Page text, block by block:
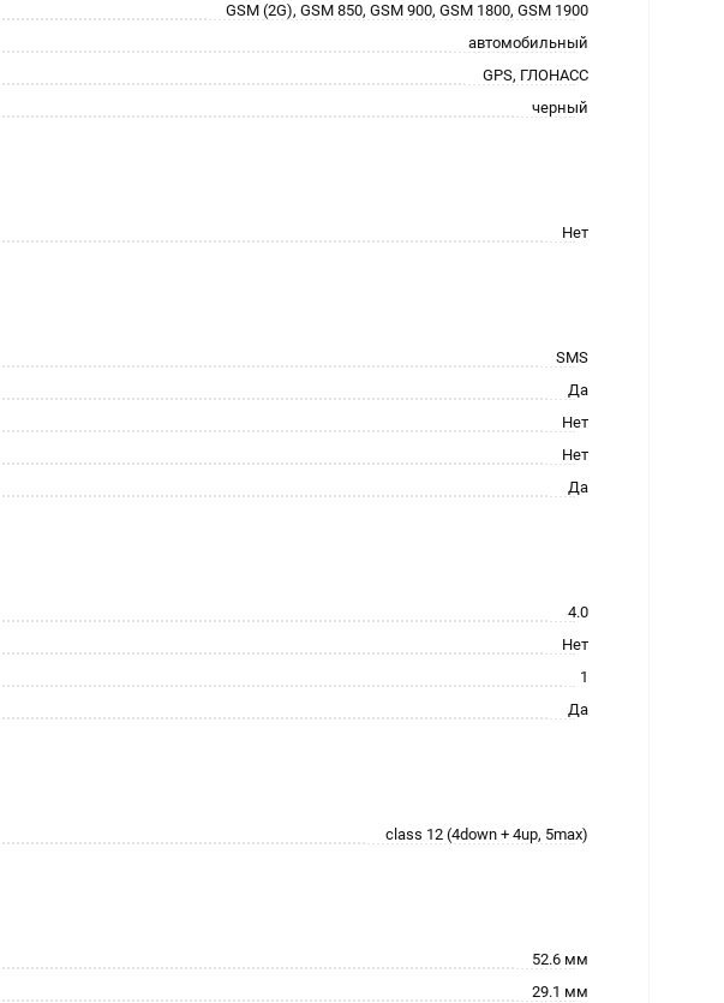
GSM (2G), GSM 850, GSM 900, GSM 1800, GSM 1900
автомобильный
GPS, ГЛОНАСС
черный
Нет
SMS
Да
Нет
Нет
Да
4.0
Нет
1
Да
сlass 12 (4down + 4up, 5max)
52.6 мм
29.1 мм